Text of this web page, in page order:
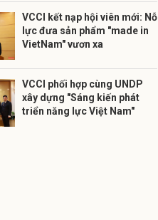
VCCI kết nạp hội viên mới: Nỗ
lực đưa sản phẩm "made in
VietNam" vươn xa
VCCI phối hợp cùng UNDP
xây dựng "Sáng kiến phát
triển năng lực Việt Nam"